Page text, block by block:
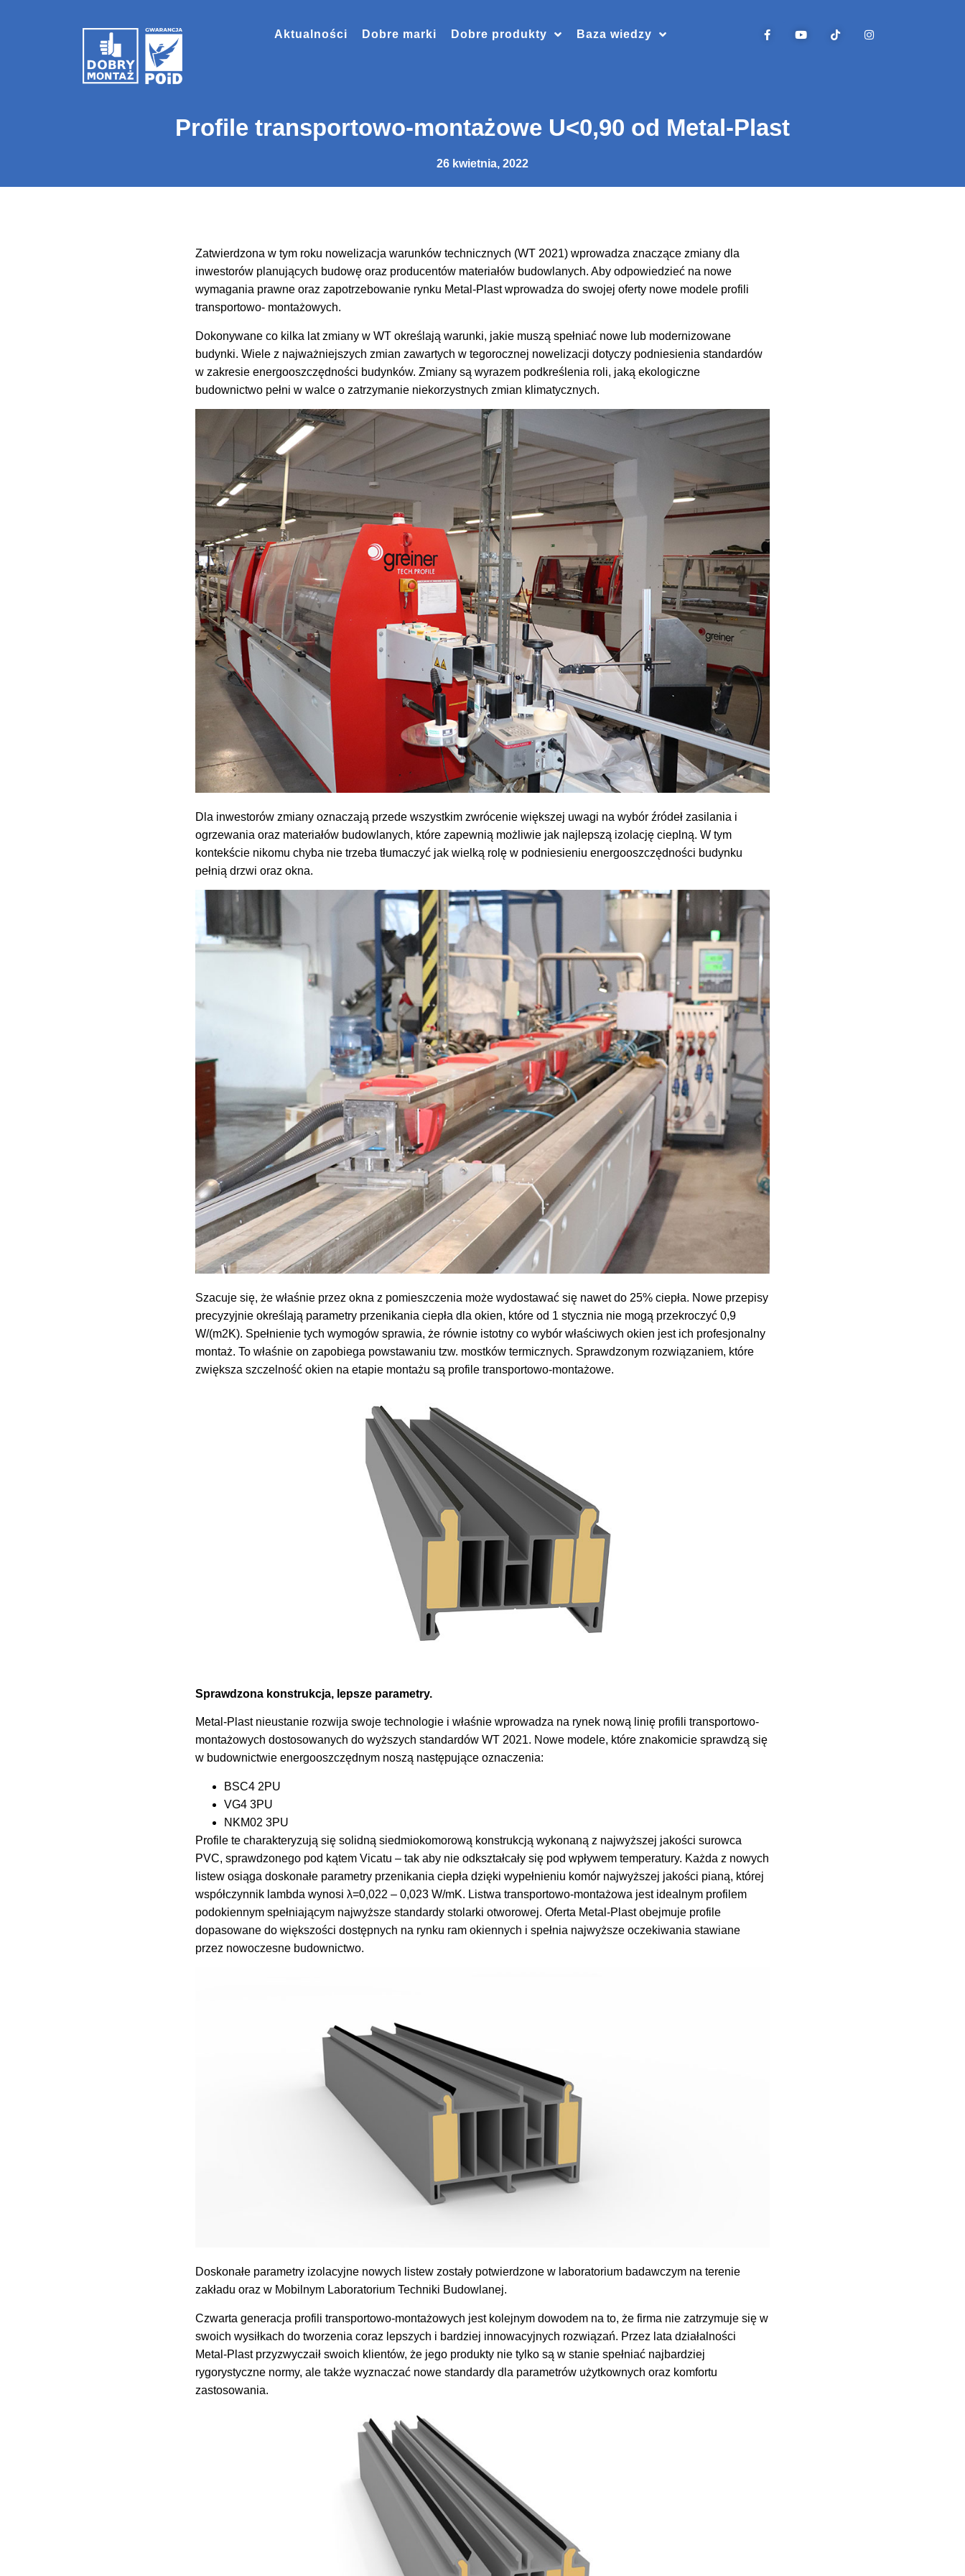
Aktualności Dobre marki Dobre produkty Baza wiedzy
Profile transportowo-montażowe U<0,90 od Metal-Plast
26 kwietnia, 2022
Zatwierdzona w tym roku nowelizacja warunków technicznych (WT 2021) wprowadza znaczące zmiany dla
inwestorów planujących budowę oraz producentów materiałów budowlanych. Aby odpowiedzieć na nowe
wymagania prawne oraz zapotrzebowanie rynku Metal-Plast wprowadza do swojej oferty nowe modele profili
transportowo- montażowych.
Dokonywane co kilka lat zmiany w WT określają warunki, jakie muszą spełniać nowe lub modernizowane
budynki. Wiele z najważniejszych zmian zawartych w tegorocznej nowelizacji dotyczy podniesienia standardów
w zakresie energooszczędności budynków. Zmiany są wyrazem podkreślenia roli, jaką ekologiczne
budownictwo pełni w walce o zatrzymanie niekorzystnych zmian klimatycznych.
Dla inwestorów zmiany oznaczają przede wszystkim zwrócenie większej uwagi na wybór źródeł zasilania i
ogrzewania oraz materiałów budowlanych, które zapewnią możliwie jak najlepszą izolację cieplną. W tym
kontekście nikomu chyba nie trzeba tłumaczyć jak wielką rolę w podniesieniu energooszczędności budynku
pełnią drzwi oraz okna.
Szacuje się, że właśnie przez okna z pomieszczenia może wydostawać się nawet do 25% ciepła. Nowe przepisy
precyzyjnie określają parametry przenikania ciepła dla okien, które od 1 stycznia nie mogą przekroczyć 0,9
W/(m2K). Spełnienie tych wymogów sprawia, że równie istotny co wybór właściwych okien jest ich profesjonalny
montaż. To właśnie on zapobiega powstawaniu tzw. mostków termicznych. Sprawdzonym rozwiązaniem, które
zwiększa szczelność okien na etapie montażu są profile transportowo-montażowe.
Sprawdzona konstrukcja, lepsze parametry.
Metal-Plast nieustanie rozwija swoje technologie i właśnie wprowadza na rynek nową linię profili transportowo-
montażowych dostosowanych do wyższych standardów WT 2021. Nowe modele, które znakomicie sprawdzą się
w budownictwie energooszczędnym noszą następujące oznaczenia:
BSC4 2PU
VG4 3PU
NKM02 3PU
Profile te charakteryzują się solidną siedmiokomorową konstrukcją wykonaną z najwyższej jakości surowca
PVC, sprawdzonego pod kątem Vicatu – tak aby nie odkształcały się pod wpływem temperatury. Każda z nowych
listew osiąga doskonałe parametry przenikania ciepła dzięki wypełnieniu komór najwyższej jakości pianą, której
współczynnik lambda wynosi λ=0,022 – 0,023 W/mK. Listwa transportowo-montażowa jest idealnym profilem
podokiennym spełniającym najwyższe standardy stolarki otworowej. Oferta Metal-Plast obejmuje profile
dopasowane do większości dostępnych na rynku ram okiennych i spełnia najwyższe oczekiwania stawiane
przez nowoczesne budownictwo.
Doskonałe parametry izolacyjne nowych listew zostały potwierdzone w laboratorium badawczym na terenie
zakładu oraz w Mobilnym Laboratorium Techniki Budowlanej.
Czwarta generacja profili transportowo-montażowych jest kolejnym dowodem na to, że firma nie zatrzymuje się w
swoich wysiłkach do tworzenia coraz lepszych i bardziej innowacyjnych rozwiązań. Przez lata działalności
Metal-Plast przyzwyczaił swoich klientów, że jego produkty nie tylko są w stanie spełniać najbardziej
rygorystyczne normy, ale także wyznaczać nowe standardy dla parametrów użytkownych oraz komfortu
zastosowania.